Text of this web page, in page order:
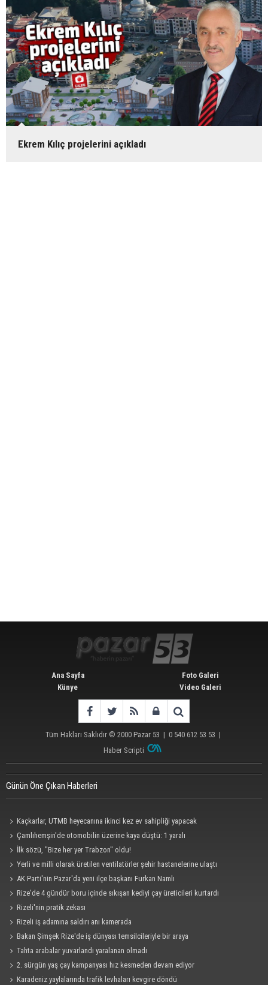
Ekrem Kılıç projelerini açıkladı
Ana Sayfa
Künye
Foto Galeri
Video Galeri
Tüm Hakları Saklıdır © 2000 Pazar 53 | 0 540 612 53 53 |
Haber Scripti
Günün Öne Çıkan Haberleri
Kaçkarlar, UTMB heyecanına ikinci kez ev sahipliği yapacak
Çamlıhemşin'de otomobilin üzerine kaya düştü: 1 yaralı
İlk sözü, "Bize her yer Trabzon" oldu!
Yerli ve milli olarak üretilen ventilatörler şehir hastanelerine ulaştı
AK Parti'nin Pazar'da yeni ilçe başkanı Furkan Namlı
Rize'de 4 gündür boru içinde sıkışan kediyi çay üreticileri kurtardı
Rizeli'nin pratik zekası
Rizeli iş adamına saldırı anı kamerada
Bakan Şimşek Rize'de iş dünyası temsilcileriyle bir araya
Tahta arabalar yuvarlandı yaralanan olmadı
2. sürgün yaş çay kampanyası hız kesmeden devam ediyor
Karadeniz yaylalarında trafik levhaları kevgire döndü